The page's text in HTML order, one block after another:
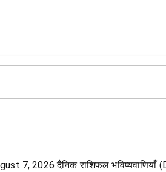
7, 2026 दैनिक राशिफल